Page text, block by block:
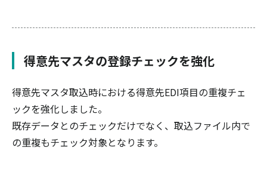
得意先マスタの登録チェックを強化
得意先マスタ取込時における得意先EDI項目の重複チェ
ックを強化しました。
既存データとのチェックだけでなく、取込ファイル内で
の重複もチェック対象となります。